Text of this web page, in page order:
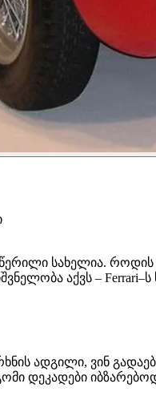
სახელია.
აქვს –
ადგილი, ვინ
დეკადები